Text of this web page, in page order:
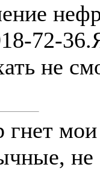
72-
не
гнет
не